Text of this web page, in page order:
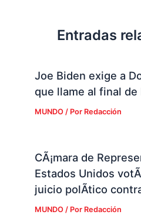
Entradas
Joe Biden exige a
que llame al final
MUNDO/ Por Redacción
CÃ¡mara de
Estados Unidos
juicio polÃ­tico
MUNDO/ Por Redacción